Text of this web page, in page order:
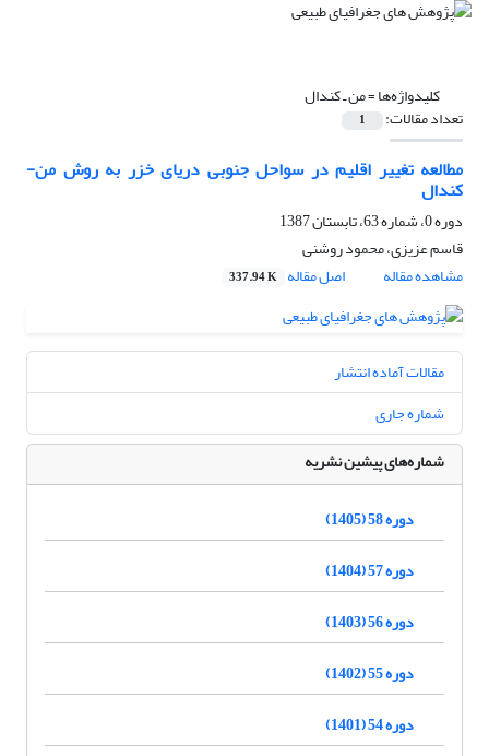
کلیدواژه‌ها =من ـ کندال
تعداد مقالات: 1
مطالعه تغییر اقلیم در سواحل جنوبی دریای خزر به روش من-
کندال
دوره 0، شماره 63، تابستان 1387
قاسم عزیزی، محمود روشنی
مشاهده مقاله
اصل مقاله 337.94 K
مقالات آماده انتشار
شماره جاری
شماره‌های پیشین نشریه
دوره 58 (1405)
دوره 57 (1404)
دوره 56 (1403)
دوره 55 (1402)
دوره 54 (1401)